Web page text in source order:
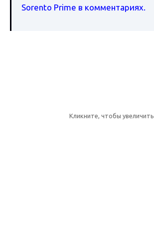
Sorento Prime в комментариях.
Кликните, чтобы увеличить